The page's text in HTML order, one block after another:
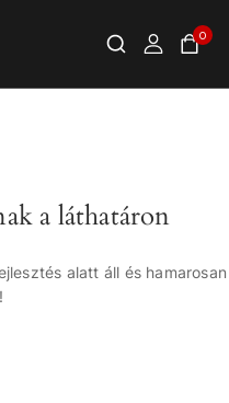
0
a láthatáron
alatt áll és hamarosan